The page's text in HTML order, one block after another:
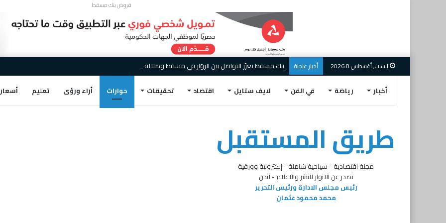
قروض بنك مسقط
السبت, أغسطس 8 2026 أخبار عاجلة
أخبار رياضة في الفن لايف ستايل اقتصاد تحقيقات حوارات أراء ورؤى تعليم أسعار
طريق المستقبل
مجلة اقتصادية - سياحية شاملة - إلكترونية وورقية
تصدر عن الانوار للنشر والاعلام - لندن
رئيس مجلس الادارة ورئيس التحرير
محمد محمود عثمان